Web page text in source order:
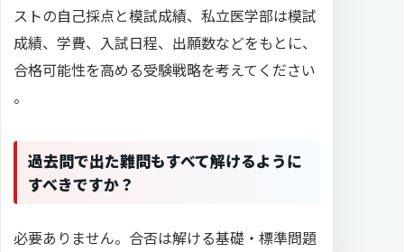
ストの自己採点と模試成績、私立医学部は模試
成績、学費、入試日程、出願数などをもとに、
合格可能性を高める受験戦略を考えてください
。
過去問で出た難問もすべて解けるように
すべきですか？
必要ありません。合否は解ける基礎・標準問題